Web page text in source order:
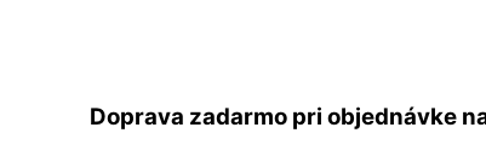
Doprava zadarmo pri objednávke